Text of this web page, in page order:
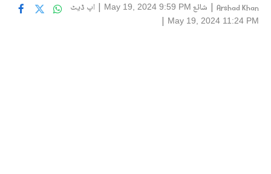
Arshad Khan
| شائع May 19, 2024 9:59 PM
| اپ ڈیٹ
May 19, 2024 11:24 PM
|